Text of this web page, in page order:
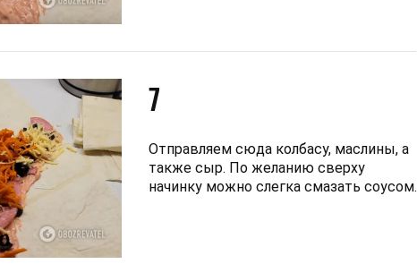
7
Отправляем сюда колбасу, маслины, а
также сыр. По желанию сверху
начинку можно слегка смазать соусом.